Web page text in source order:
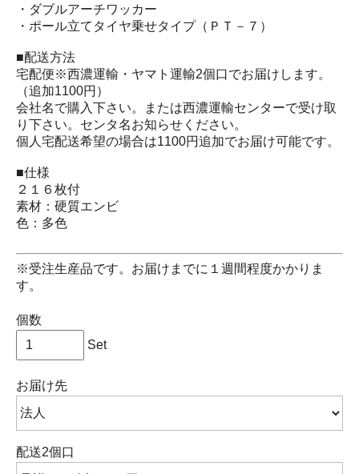
・ダブルアーチワッカー
・ポール立てタイヤ乗せタイプ（ＰＴ－７）
■配送方法
宅配便※西濃運輸・ヤマト運輸2個口でお届けします。
（追加1100円）
会社名で購入下さい。または西濃運輸センターで受け取
り下さい。センタ名お知らせください。
個人宅配送希望の場合は1100円追加でお届け可能です。
■仕様
２１６枚付
素材：硬質エンビ
色：多色
※受注生産品です。お届けまでに１週間程度かかりま
す。
個数
Set
お届け先
配送2個口